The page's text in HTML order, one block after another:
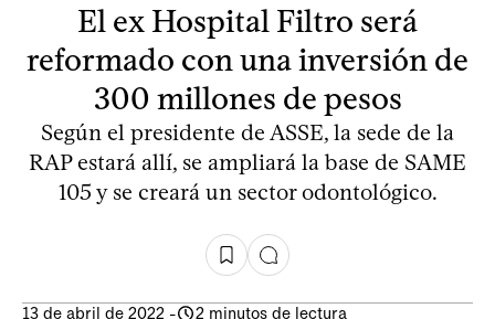
El ex Hospital Filtro será
reformado con una inversión de
300 millones de pesos
Según el presidente de ASSE, la sede de la
RAP estará allí, se ampliará la base de SAME
105 y se creará un sector odontológico.
13 de abril de 2022 - 2 minutos de lectura